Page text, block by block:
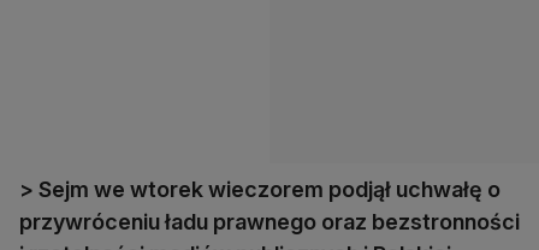
> Sejm we wtorek wieczorem podjął uchwałę o
przywróceniu ładu prawnego oraz bezstronności